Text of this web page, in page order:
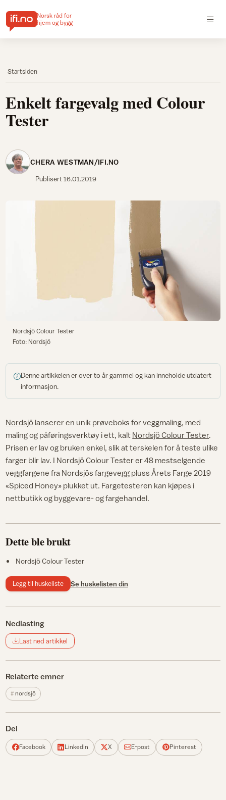
Norsk råd for
hjem og bygg
Startsiden
Enkelt fargevalg med Colour
Tester
CHERA WESTMAN/IFI.NO
Publisert16.01.2019
Nordsjö Colour Tester
Foto: Nordsjö
Denne artikkelen er over to år gammel og kan inneholde utdatert
informasjon.
Nordsjö lanserer en unik prøveboks for veggmaling, med
maling og påføringsverktøy i ett, kalt Nordsjö Colour Tester.
Prisen er lav og bruken enkel, slik at terskelen for å teste ulike
farger blir lav. I Nordsjö Colour Tester er 48 mestselgende
veggfargene fra Nordsjös fargevegg pluss Årets Farge 2019
«Spiced Honey» plukket ut. Fargetesteren kan kjøpes i
nettbutikk og byggevare- og fargehandel.
Dette ble brukt
Nordsjö Colour Tester
Legg til huskeliste Se huskelisten din
Nedlasting
Last ned artikkel
Relaterte emner
nordsjö
Del
Facebook LinkedIn X E-post Pinterest